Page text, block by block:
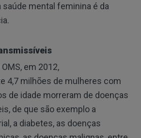
saúde mental feminina é da
em 2012,
4,7 milhões de mulheres com
de idade morreram de doenças
de que são exemplo a
a diabetes, as doenças